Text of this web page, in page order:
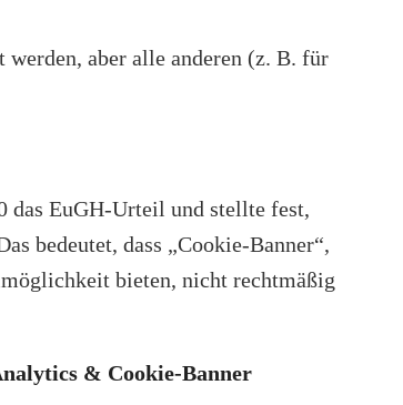
aber alle anderen (z. B. für
das EuGH-Urteil und stellte fest,
bedeutet, dass „Cookie-Banner“,
bieten, nicht rechtmäßig
& Cookie-Banner